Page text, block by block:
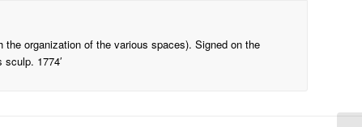
organization of the various spaces). Signed on the
1774′